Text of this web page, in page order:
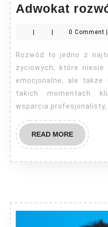
Adwokat
| | 0 Comment |
Rozwód to jedno z najtrudniejszych doświadczeń
życiowych, które
emocjonalne, ale także
takich momentach
wsparcia
READ MOREREAD
MORE